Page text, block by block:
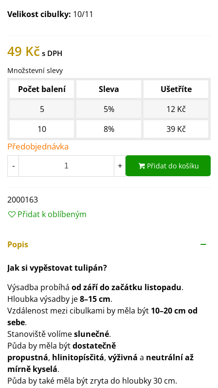
Velikost cibulky: 10/11
49 Kč
Množstevní slevy
Počet balení Sleva
Ušetříte
5
5%
12 Kč
10
8% 39 Kč
Předobjednávka
- + Přidat do košíku
2000163
Přidat k oblíbeným
Popis
Jak si vypěstovat tulipán?
Výsadba probíhá od září dozačátku listopadu.
Hloubka výsadby je8–15 cm.
Vzdálenost mezi cibulkami by měla být 10–20 cm od
sebe.
Stanoviště volímeslunečné.
Půda by měla býtdostatečně
propustná, hlinitopísčitá, výživná a neutrální až
mírně kyselá.
Půda by také měla být zryta do hloubky 30 cm.